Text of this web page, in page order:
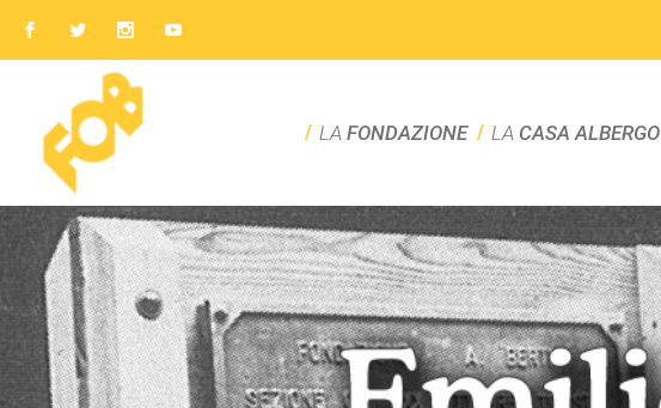
LA FONDAZIONE LA CASA ALBERGO